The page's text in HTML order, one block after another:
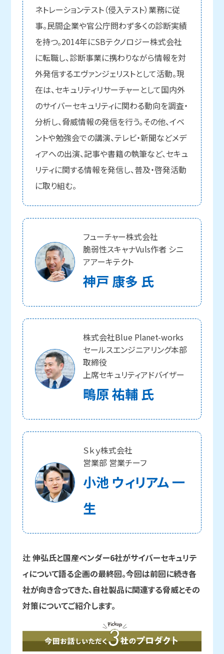
ネトレーションテスト（侵入テスト）業務に従
事。民間企業や官公庁問わず多くの診断実績
を持つ。2014年にSBテクノロジー株式会社
に転職し、診断事業に携わりながら情報を対
外発信するエヴァンジェリストとして活動。現
在は、セキュリティリサーチャーとして国内外
のサイバーセキュリティに関わる動向を調査・
分析し、脅威情報の発信を行う。その他、イベ
ントや勉強会での講演、テレビ・新聞などメデ
ィアへの出演、記事や書籍の執筆など、セキュ
リティに関する情報を発信し、普及・啓発活動
に取り組む。
フューチャー株式会社
脆弱性スキャナVuls作者 シニ
アアーキテクト
神戸 康多 氏
株式会社Blue Planet-works
セールスエンジニアリング本部
取締役
上席セキュリティアドバイザー
鴫原 祐輔 氏
Ｓｋｙ株式会社
営業部 営業チーフ
小池 ウィリアム 一
生
辻 伸弘氏と国産ベンダー6社がサイバーセキュリテ
ィについて語る企画の最終回。今回は前回に続き各
社が向き合ってきた、自社製品に関連する脅威とその
対策についてご紹介します。